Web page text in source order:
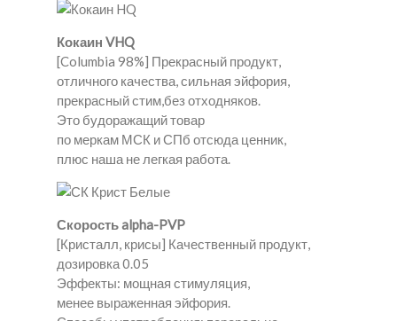
Кокаин VHQ
[Columbia 98%] Прекрасный продукт,
отличного качества, сильная эйфория,
прекрасный стим,без отходняков.
Это будоражащий товар
по меркам МСК и СПб отсюда ценник,
плюс наша не легкая работа.
Скорость alpha-PVP
[Кристалл, крисы] Качественный продукт,
дозировка 0.05
Эффекты: мощная стимуляция,
менее выраженная эйфория.